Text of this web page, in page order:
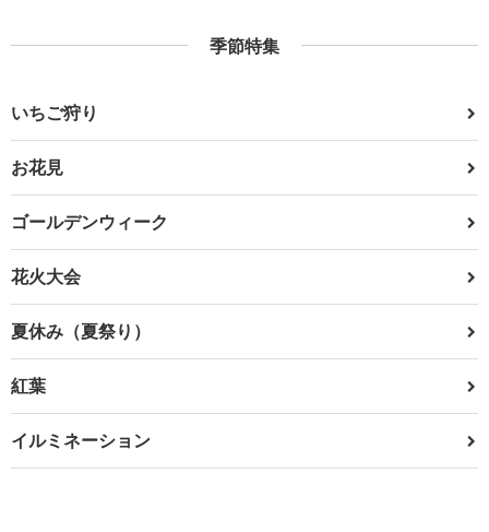
季節特集
いちご狩り
お花見
ゴールデンウィーク
花火大会
夏休み（夏祭り）
紅葉
イルミネーション